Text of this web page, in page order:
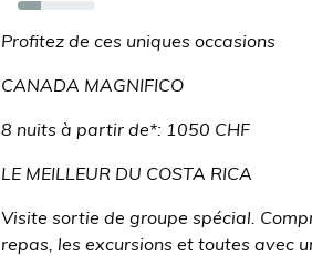
30%
Profitez de ces uniques occasions
CANADA MAGNIFICO
8 nuits à partir de*: 1050 CHF
LE MEILLEUR DU COSTA RICA
Visite sortie de groupe spécial.
repas, les excursions et toutes avec